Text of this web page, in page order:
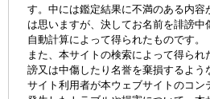
す。中には鑑定結果に不満のある内容
は思いますが、決してお名前を誹謗
自動計算によって得られたものです。
また、本サイトの検索によって得ら
謗又は中傷したり名誉を棄損するよう
サイト利用者が本ウェブサイトのコン